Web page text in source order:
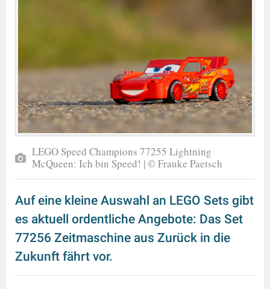
LEGO Speed Champions 77255 Lightning
McQueen: Ich bin Speed! | © Frauke Paetsch
Auf eine kleine Auswahl an LEGO Sets gibt
es aktuell ordentliche Angebote: Das Set
77256 Zeitmaschine aus Zurück in die
Zukunft fährt vor.